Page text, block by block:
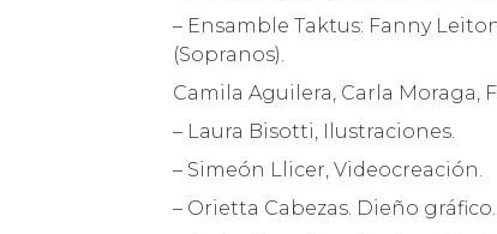
– Ensamble Taktus: Fanny
(Sopranos).
Camila Aguilera, Carla Moraga,
– Laura Bisotti, Ilustraciones.
– Simeón Llicer, Videocreación.
– Orietta Cabezas. Dieño gráfico.